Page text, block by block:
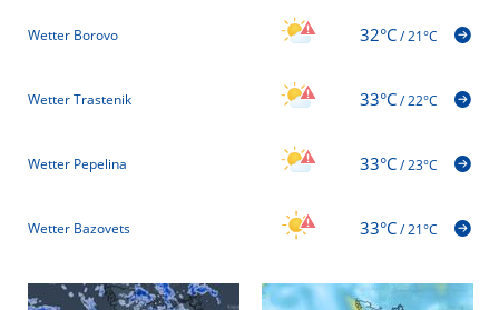
Wetter Borovo 32°C/21°C
Wetter Trastenik 33°C/22°C
Wetter Pepelina 33°C/23°C
Wetter Bazovets 33°C/21°C